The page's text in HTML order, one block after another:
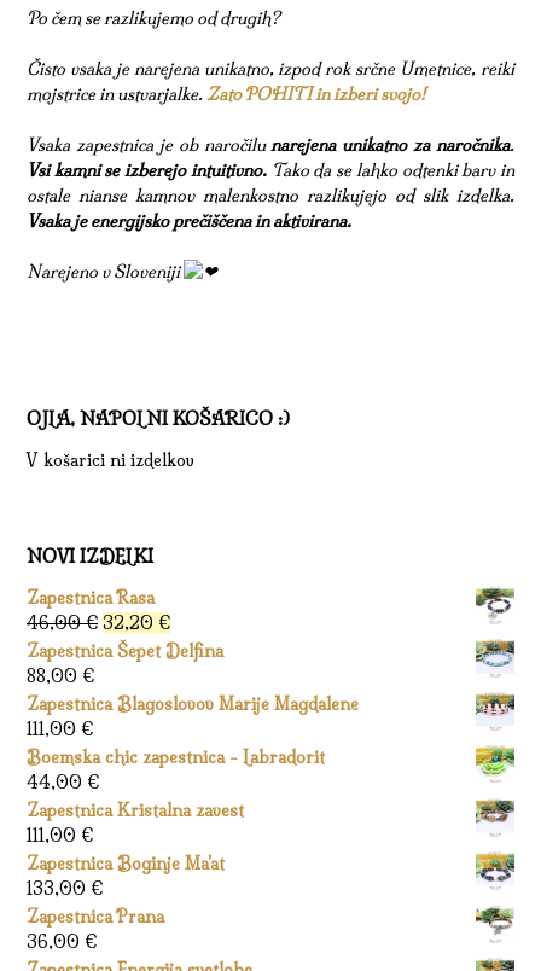
Po čem se razlikujemo od drugih?
Čisto vsaka je narejena unikatno, izpod rok srčne Umetnice, reiki
mojstrice in ustvarjalke.Zato POHITI in izberi svojo!
Vsaka zapestnica je ob naročilunarejena unikatno za naročnika.
Vsi kamni se izberejo intuitivno.Tako da se lahko odtenki barv in
ostale nianse kamnov malenkostno razlikujejo od slik izdelka.
Vsaka je energijsko prečiščena in aktivirana.
Narejeno v Sloveniji
OJLA, NAPOLNI KOŠARICO :)
V košarici ni izdelkov
NOVI IZDELKI
Zapestnica Rasa
46,00€ Izvirna
cena
bila:
32,20 €Trenutna
cena
32,20 €.
Zapestnica Šepet Delfina
88,00 €
Zapestnica Blagoslovov Marije Magdalene
111,00 €
Boemska chic zapestnica - Labradorit
44,00 €
Zapestnica Kristalna zavest
111,00 €
Zapestnica Boginje Ma’at
133,00 €
Zapestnica Prana
36,00 €